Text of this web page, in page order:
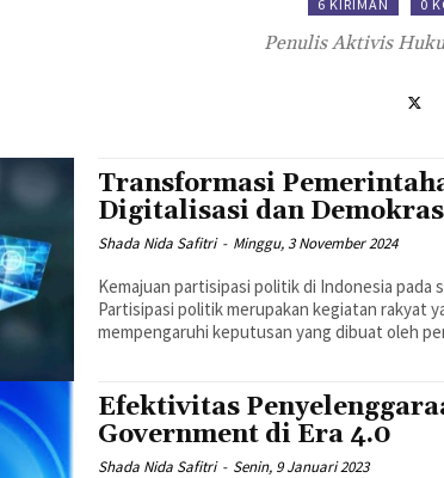
6 KIRIMAN 0
Penulis Aktivis
Transformasi
Digitalisasi dan
Shada Nida Safitri - Minggu, 3 November 2024
Kemajuan partisipasi politik di Indonesia pada
Partisipasi politik merupakan kegiatan rakyat
mempengaruhi keputusan yang dibuat oleh
Efektivitas
Government di Era 4.0
Shada Nida Safitri - Senin, 9 Januari 2023